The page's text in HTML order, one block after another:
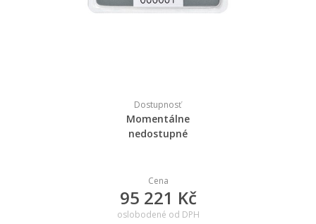
Dostupnosť
Momentálne
nedostupné
Cena
95 221 Kč
oslobodené od DPH